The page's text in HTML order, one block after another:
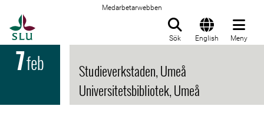
Medarbetarwebben
Sök English Meny
7feb
Studieverkstaden, Umeå
Universitetsbibliotek, Umeå